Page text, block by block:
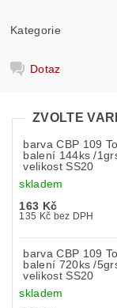
Kategorie
Dotaz
ZVOLTE
barva CBP 109
balení 144ks /
velikost SS20
skladem
163 Kč
135 Kč bez DPH
barva CBP 109
balení 720ks /
velikost SS20
skladem